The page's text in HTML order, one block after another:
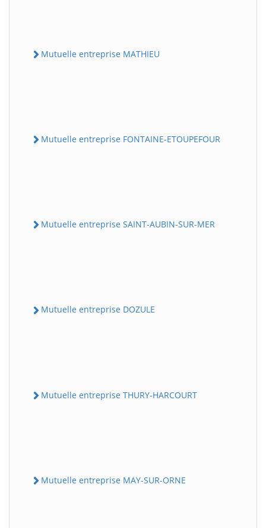
Mutuelle entreprise MATHIEU
Mutuelle entreprise FONTAINE-ETOUPEFOUR
Mutuelle entreprise SAINT-AUBIN-SUR-MER
Mutuelle entreprise DOZULE
Mutuelle entreprise THURY-HARCOURT
Mutuelle entreprise MAY-SUR-ORNE